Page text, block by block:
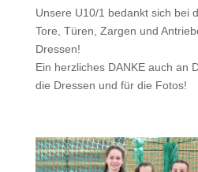
Unsere U10/1 bedankt sich bei
Tore, Türen, Zargen und
Dressen!
Ein herzliches DANKE auch an
die Dressen und für die Fotos!